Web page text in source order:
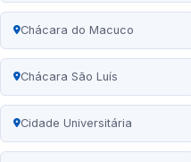
Chácara do Macuco
Chácara São Luís
Cidade Universitária